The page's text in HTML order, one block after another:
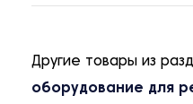
Другие товары из
оборудование для